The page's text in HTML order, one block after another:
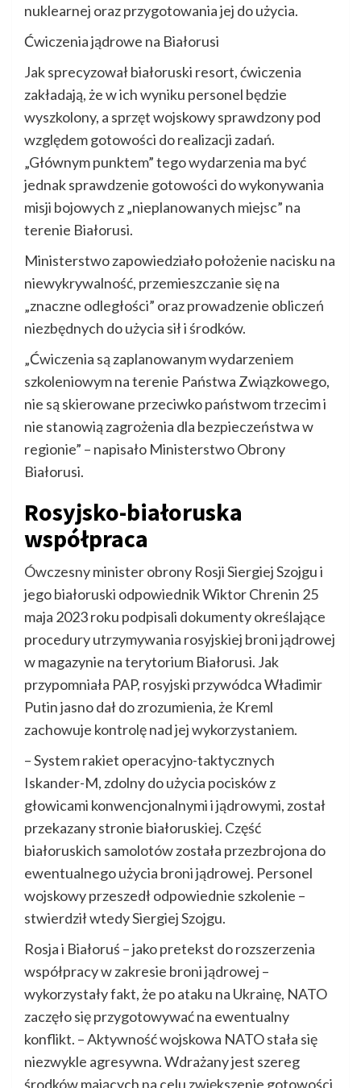
nuklearnej oraz przygotowania jej do użycia.
Ćwiczenia jądrowe na Białorusi
Jak sprecyzował białoruski resort, ćwiczenia
zakładają, że w ich wyniku personel będzie
wyszkolony, a sprzęt wojskowy sprawdzony pod
względem gotowości do realizacji zadań.
„Głównym punktem” tego wydarzenia ma być
jednak sprawdzenie gotowości do wykonywania
misji bojowych z „nieplanowanych miejsc” na
terenie Białorusi.
Ministerstwo zapowiedziało położenie nacisku na
niewykrywalność, przemieszczanie się na
„znaczne odległości” oraz prowadzenie obliczeń
niezbędnych do użycia sił i środków.
„Ćwiczenia są zaplanowanym wydarzeniem
szkoleniowym na terenie Państwa Związkowego,
nie są skierowane przeciwko państwom trzecim i
nie stanowią zagrożenia dla bezpieczeństwa w
regionie” – napisało Ministerstwo Obrony
Białorusi.
Rosyjsko-białoruska
współpraca
Ówczesny minister obrony Rosji Siergiej Szojgu i
jego białoruski odpowiednik Wiktor Chrenin 25
maja 2023 roku podpisali dokumenty określające
procedury utrzymywania rosyjskiej broni jądrowej
w magazynie na terytorium Białorusi. Jak
przypomniała PAP, rosyjski przywódca Władimir
Putin jasno dał do zrozumienia, że Kreml
zachowuje kontrolę nad jej wykorzystaniem.
– System rakiet operacyjno-taktycznych
Iskander-M, zdolny do użycia pocisków z
głowicami konwencjonalnymi i jądrowymi, został
przekazany stronie białoruskiej. Część
białoruskich samolotów została przezbrojona do
ewentualnego użycia broni jądrowej. Personel
wojskowy przeszedł odpowiednie szkolenie –
stwierdził wtedy Siergiej Szojgu.
Rosja i Białoruś – jako pretekst do rozszerzenia
współpracy w zakresie broni jądrowej –
wykorzystały fakt, że po ataku na Ukrainę, NATO
zaczęło się przygotowywać na ewentualny
konflikt. – Aktywność wojskowa NATO stała się
niezwykle agresywna. Wdrażany jest szereg
środków mających na celu zwiększenie gotowości